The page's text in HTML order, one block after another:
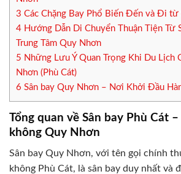
3 Các Chặng Bay Phổ Biến Đến và Đi từ
4 Hướng Dẫn Di Chuyển Thuận Tiện Từ
Trung Tâm Quy Nhơn
5 Những Lưu Ý Quan Trọng Khi Du Lịch
Nhơn (Phù Cát)
6 Sân bay Quy Nhơn – Nơi Khởi Đầu
Tổng quan về Sân bay Phù Cát
không Quy Nhơn
Sân bay Quy Nhơn, với tên gọi chính
không Phù Cát, là sân bay duy nhất và